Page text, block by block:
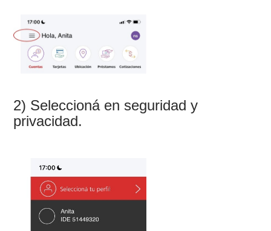
2) Seleccioná en seguridad y
privacidad.